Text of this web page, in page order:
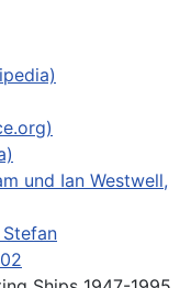
und Ian Westwell,